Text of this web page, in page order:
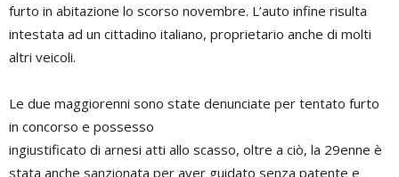
furto in abitazione lo scorso novembre. L’auto infine risulta
intestata ad un cittadino italiano, proprietario anche di molti
altri veicoli.
Le due maggiorenni sono state denunciate per tentato furto
in concorso e possesso
ingiustificato di arnesi atti allo scasso, oltre a ciò, la 29enne è
stata anche sanzionata per aver guidato senza patente e